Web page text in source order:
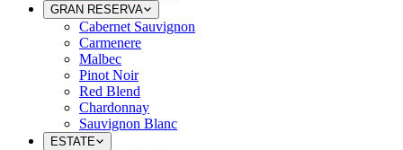
GRAN RESERVA
Cabernet Sauvignon
Carmenere
Malbec
Pinot Noir
Red Blend
Chardonnay
Sauvignon Blanc
ESTATE